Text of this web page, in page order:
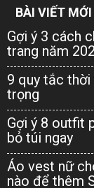
BÀI VIẾT MỚI
Gợi ý 3 cách
trang năm
9 quy tắc thời
trọng
Gợi ý 8 outfit
bỏ túi ngay
Áo vest nữ
nào để thêm